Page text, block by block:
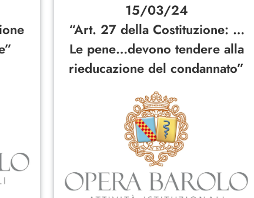
15/03/24
“Art. 27 della Costituzione: …
Le pene…devono tendere alla
rieducazione del condannato”